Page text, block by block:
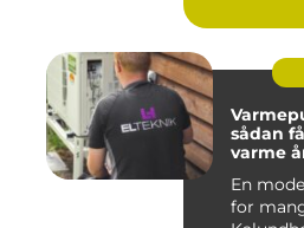
sådan
varme
En
for